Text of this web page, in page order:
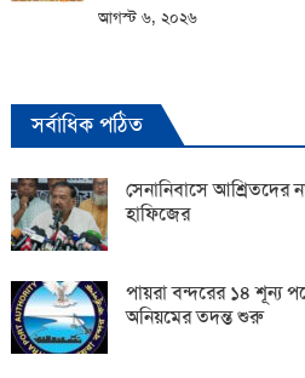
আগস্ট ৬, ২০২৬
সর্বাধিক পঠিত
সেনানিবাসে আশ্রিতদের
হাফিজের
পায়রা বন্দরের ১৪ শূন্য
অনিয়মের তদন্ত শুরু